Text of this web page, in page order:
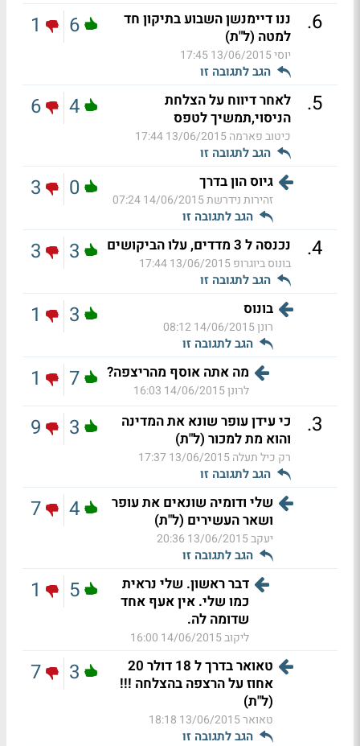
6
.
ננו דיימנשן השבוע בתיקון חד
למטה (ל"ת)
יוסי13/06/2015 17:45
הגב לתגובה זו
6
1
5
.
לאחר דיווח על הצלחת
הניסוי,תמשיך לטפס
כיטוב פארמה13/06/2015 17:44
הגב לתגובה זו
4
6
גיוס הון בדרך
זהירות נידרשת14/06/2015 07:24
הגב לתגובה זו
0
3
4
. נכנסה ל 3 מדדים, עלו הביקושים
בונוס ביוגרופ13/06/2015 17:44
הגב לתגובה זו
3
3
בונוס
רונן14/06/2015 08:12
הגב לתגובה זו
3
1
מה אתה אוסף מהריצפה?
לרונן14/06/2015 16:03
7
1
3
.
כי עידן עופר שונא את המדינה
והוא מת למכור (ל"ת)
רק כיל תעלה13/06/2015 17:37
הגב לתגובה זו
3
9
שלי ודומיה שונאים את עופר
ושאר העשירים (ל"ת)
יעקב13/06/2015 20:36
הגב לתגובה זו
4
7
דבר ראשון. שלי נראית
כמו שלי. אין אעף אחד
שדומה לה.
ליקוב14/06/2015 16:00
5
1
טאואר בדרך ל 18 דולר 20
אחוז על הרצפה בהצלחה !!!
(ל"ת)
טאואר13/06/2015 18:18
הגב לתגובה זו
3
7